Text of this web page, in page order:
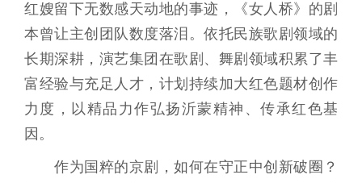
红嫂留下无数感天动地的事迹，《女人桥》的剧
本曾让主创团队数度落泪。依托民族歌剧领域的
长期深耕，演艺集团在歌剧、舞剧领域积累了丰
富经验与充足人才，计划持续加大红色题材创作
力度，以精品力作弘扬沂蒙精神、传承红色基
因。
作为国粹的京剧，如何在守正中创新破圈？